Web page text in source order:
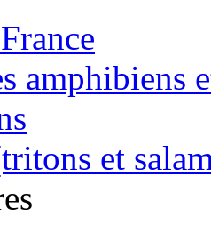
amphibiens
et